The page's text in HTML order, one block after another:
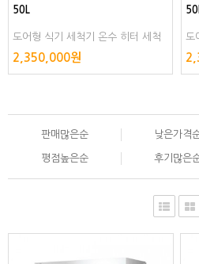
50L
도어형 식기 세척기 온수 히터 세척
음식점 스텐 스텐리스 스텐레스 스테
인리스 스테인레스 설것이 설겆이 그
2,350,000원
도
음
인
판매많은순 낮은가격
평점높은순 후기많은